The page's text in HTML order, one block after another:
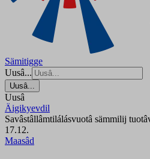
Sämitigge
Uusâ...
Uusâ...
Uusâ
Äigikyevdil
Savâstâllâmtilálásvuotâ sämmilij
17.12.
Maasâd